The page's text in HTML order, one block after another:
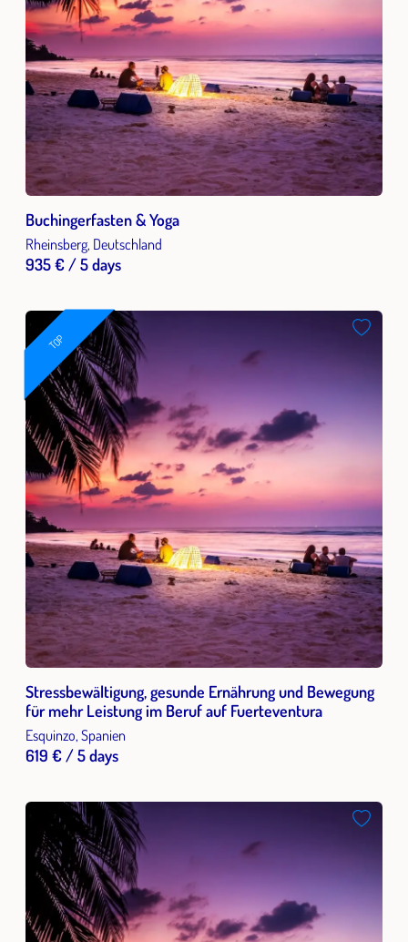
Buchingerfasten & Yoga
Rheinsberg, Deutschland
935 € / 5 days
TOP
Stressbewältigung, gesunde Ernährung und Bewegung
für mehr Leistung im Beruf auf Fuerteventura
Esquinzo, Spanien
619 € / 5 days